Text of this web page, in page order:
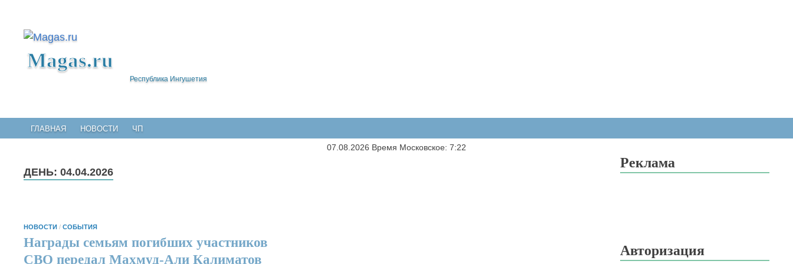
Magas.ru
Республика Ингушетия
ГЛАВНАЯ НОВОСТИ ЧП
07.08.2026 Время Московское: 7:22
ДЕНЬ: 04.04.2026
НОВОСТИ / СОБЫТИЯ
Награды семьям погибших участников
СВО передал Махмуд-Али Калиматов
Реклама
Авторизация